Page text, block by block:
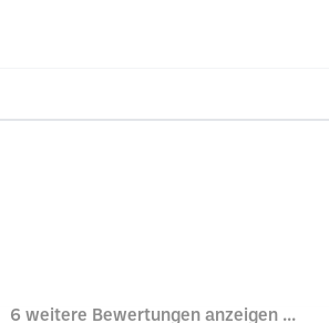
6 weitere Bewertungen anzeigen ...